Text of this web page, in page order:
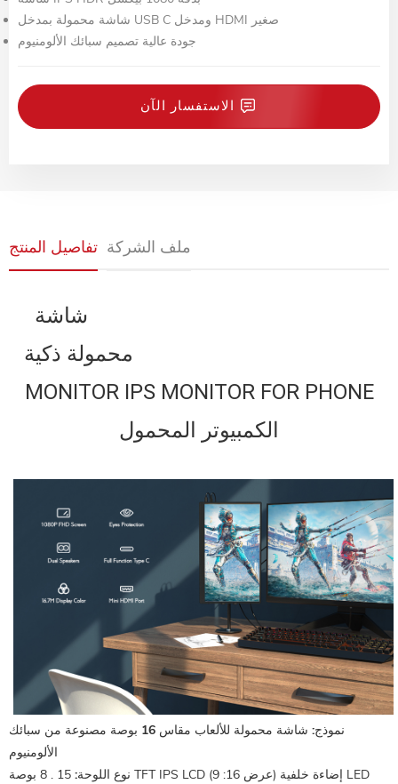
شاشة محمولة بمدخل USB C ومدخل HDMI صغير
جودة عالية تصميم سبائك الألومنيوم
الاستفسار الآن
تفاصيل المنتج ملف الشركة
شاشة FULL HD 1080P 15 . 8 بوصات
محمولة ذكية USB TYPE-C PC GAMING
MONITOR IPS MONITOR FOR PHONE
الكمبيوتر المحمول
نموذج:
شاشة محمولة للألعاب مقاس 16 بوصة مصنوعة من سبائك
الألومنيوم
نوع اللوحة:
15 . 8 بوصة TFT IPS LCD (عرض 16: 9) إضاءة خلفية LED